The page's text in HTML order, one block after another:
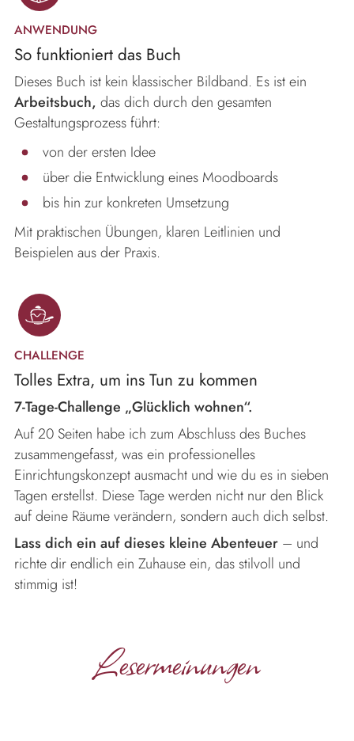
ANWENDUNG
So funktioniert das Buch
Dieses Buch ist kein klassischer Bildband. Es ist ein
Arbeitsbuch, das dich durch den gesamten
Gestaltungsprozess führt:
von der ersten Idee
über die Entwicklung eines Moodboards
bis hin zur konkreten Umsetzung
Mit praktischen Übungen, klaren Leitlinien und
Beispielen aus der Praxis.
CHALLENGE
Tolles Extra, um ins Tun zu kommen
7-Tage-Challenge „Glücklich wohnen“.
Auf 20 Seiten habe ich zum Abschluss des Buches
zusammengefasst, was ein professionelles
Einrichtungskonzept ausmacht und wie du es in sieben
Tagen erstellst. Diese Tage werden nicht nur den Blick
auf deine Räume verändern, sondern auch dich selbst.
Lass dich ein auf dieses kleine Abenteuer – und
richte dir endlich ein Zuhause ein, das stilvoll und
stimmig ist!
Lesermeinungen